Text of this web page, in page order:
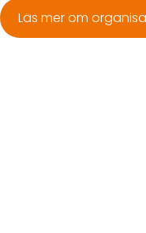
Läs mer om